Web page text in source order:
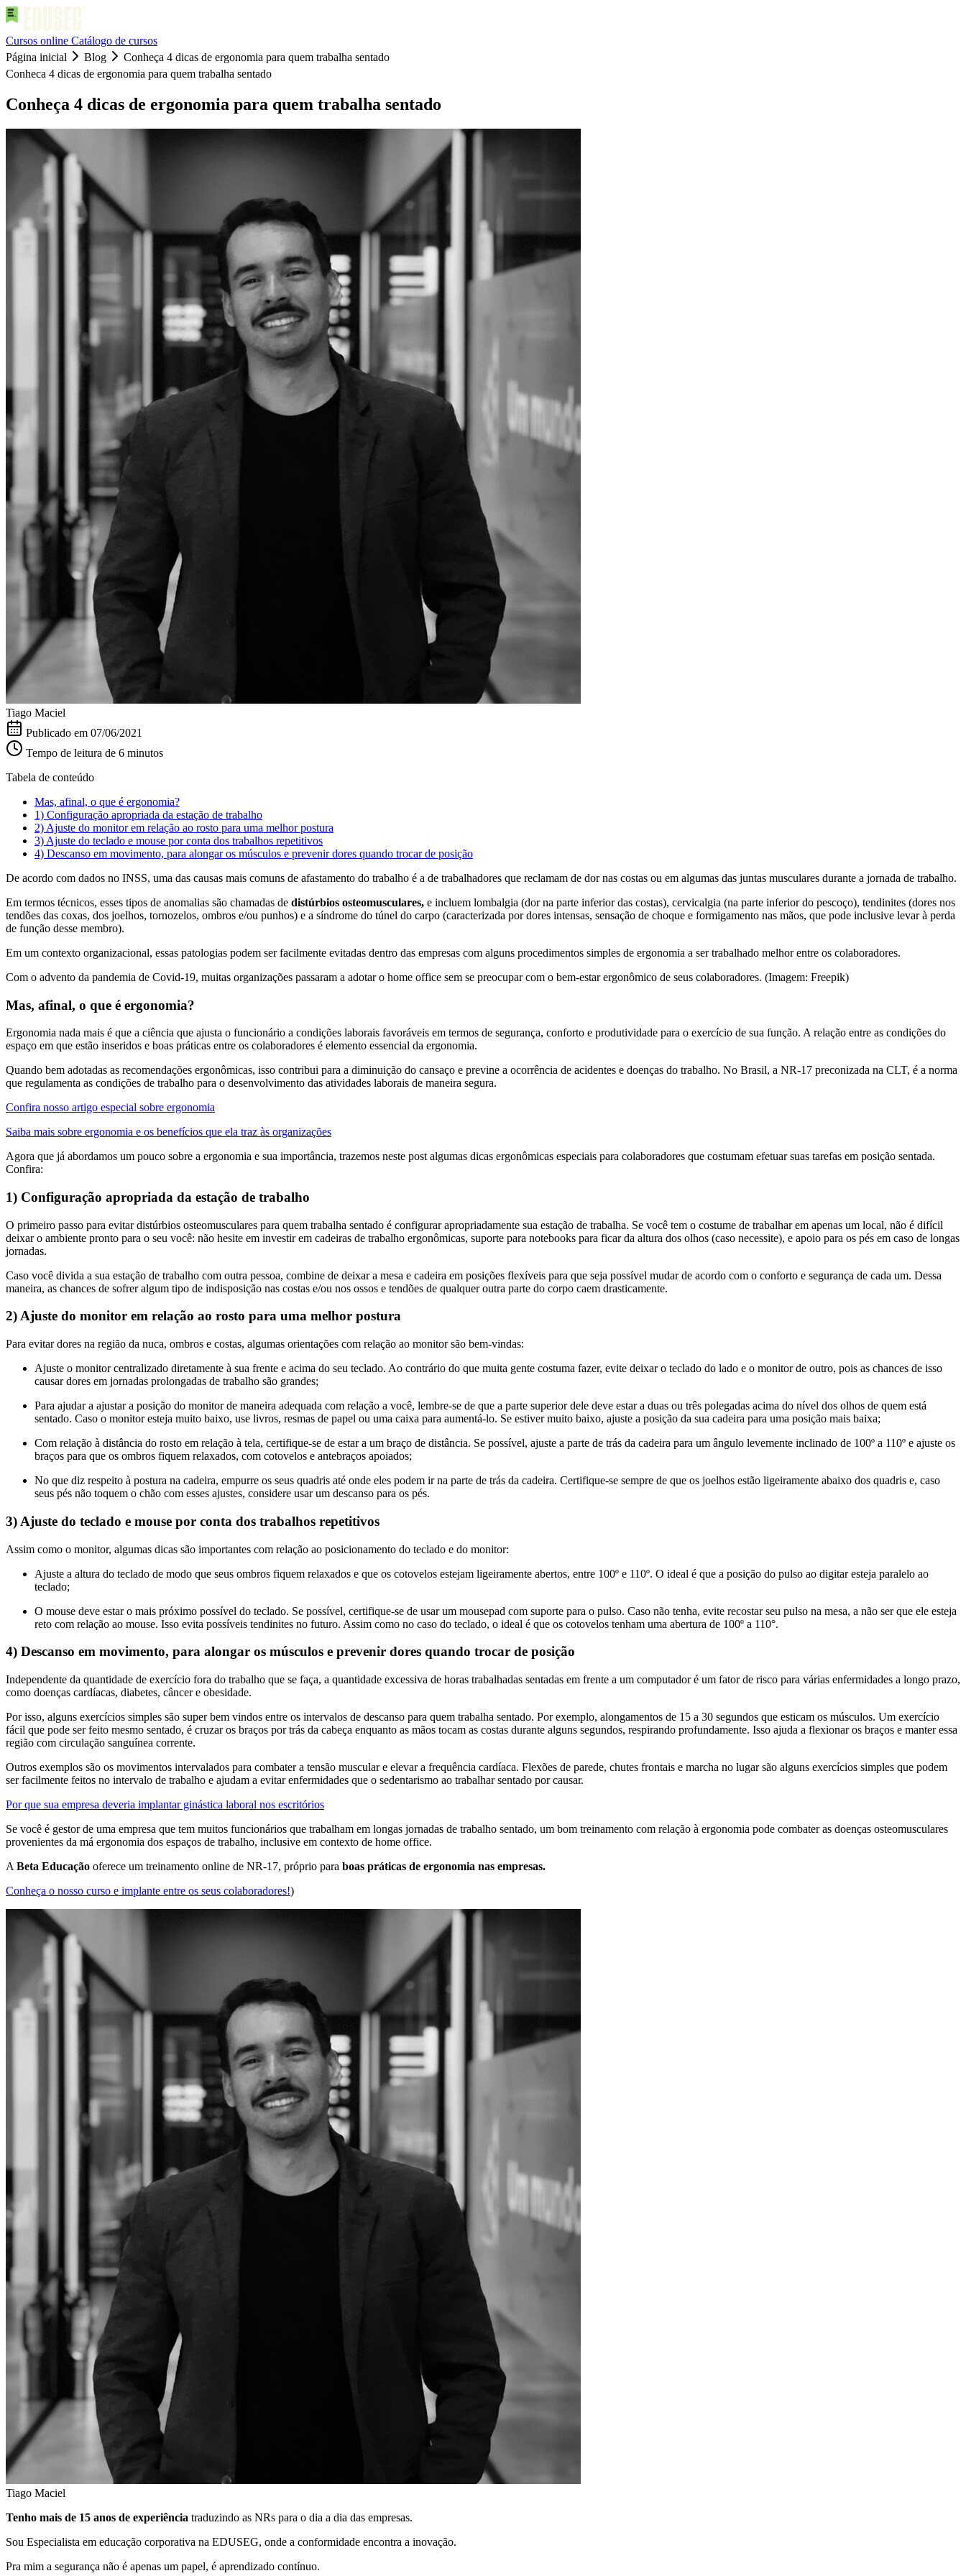
Cursos online Catálogo de cursos
Página inicial
Blog
Conheça 4 dicas de ergonomia para quem trabalha sentado
Conheca 4 dicas de ergonomia para quem trabalha sentado
Conheça 4 dicas de ergonomia para quem trabalha sentado
Tiago Maciel
Publicado em 07/06/2021
Tempo de leitura de 6 minutos
Tabela de conteúdo
Mas, afinal, o que é ergonomia?
1) Configuração apropriada da estação de trabalho
2) Ajuste do monitor em relação ao rosto para uma melhor postura
3) Ajuste do teclado e mouse por conta dos trabalhos repetitivos
4) Descanso em movimento, para alongar os músculos e prevenir dores quando trocar de posição
De acordo com dados no INSS, uma das causas mais comuns de afastamento do trabalho é a de trabalhadores que reclamam de dor nas costas ou em algumas das juntas musculares durante a jornada de trabalho.
Em termos técnicos, esses tipos de anomalias são chamadas de distúrbios osteomusculares, e incluem lombalgia (dor na parte inferior das costas), cervicalgia (na parte inferior do pescoço), tendinites (dores nos
tendões das coxas, dos joelhos, tornozelos, ombros e/ou punhos) e a síndrome do túnel do carpo (caracterizada por dores intensas, sensação de choque e formigamento nas mãos, que pode inclusive levar à perda
de função desse membro).
Em um contexto organizacional, essas patologias podem ser facilmente evitadas dentro das empresas com alguns procedimentos simples de ergonomia a ser trabalhado melhor entre os colaboradores.
Com o advento da pandemia de Covid-19, muitas organizações passaram a adotar o home office sem se preocupar com o bem-estar ergonômico de seus colaboradores. (Imagem: Freepik)
Mas, afinal, o que é ergonomia?
Ergonomia nada mais é que a ciência que ajusta o funcionário a condições laborais favoráveis em termos de segurança, conforto e produtividade para o exercício de sua função. A relação entre as condições do
espaço em que estão inseridos e boas práticas entre os colaboradores é elemento essencial da ergonomia.
Quando bem adotadas as recomendações ergonômicas, isso contribui para a diminuição do cansaço e previne a ocorrência de acidentes e doenças do trabalho. No Brasil, a NR-17 preconizada na CLT, é a norma
que regulamenta as condições de trabalho para o desenvolvimento das atividades laborais de maneira segura.
Confira nosso artigo especial sobre ergonomia
Saiba mais sobre ergonomia e os benefícios que ela traz às organizações
Agora que já abordamos um pouco sobre a ergonomia e sua importância, trazemos neste post algumas dicas ergonômicas especiais para colaboradores que costumam efetuar suas tarefas em posição sentada.
Confira:
1) Configuração apropriada da estação de trabalho
O primeiro passo para evitar distúrbios osteomusculares para quem trabalha sentado é configurar apropriadamente sua estação de trabalha. Se você tem o costume de trabalhar em apenas um local, não é difícil
deixar o ambiente pronto para o seu você: não hesite em investir em cadeiras de trabalho ergonômicas, suporte para notebooks para ficar da altura dos olhos (caso necessite), e apoio para os pés em caso de longas
jornadas.
Caso você divida a sua estação de trabalho com outra pessoa, combine de deixar a mesa e cadeira em posições flexíveis para que seja possível mudar de acordo com o conforto e segurança de cada um. Dessa
maneira, as chances de sofrer algum tipo de indisposição nas costas e/ou nos ossos e tendões de qualquer outra parte do corpo caem drasticamente.
2) Ajuste do monitor em relação ao rosto para uma melhor postura
Para evitar dores na região da nuca, ombros e costas, algumas orientações com relação ao monitor são bem-vindas:
Ajuste o monitor centralizado diretamente à sua frente e acima do seu teclado. Ao contrário do que muita gente costuma fazer, evite deixar o teclado do lado e o monitor de outro, pois as chances de isso
causar dores em jornadas prolongadas de trabalho são grandes;
Para ajudar a ajustar a posição do monitor de maneira adequada com relação a você, lembre-se de que a parte superior dele deve estar a duas ou três polegadas acima do nível dos olhos de quem está
sentado. Caso o monitor esteja muito baixo, use livros, resmas de papel ou uma caixa para aumentá-lo. Se estiver muito baixo, ajuste a posição da sua cadeira para uma posição mais baixa;
Com relação à distância do rosto em relação à tela, certifique-se de estar a um braço de distância. Se possível, ajuste a parte de trás da cadeira para um ângulo levemente inclinado de 100º a 110º e ajuste os
braços para que os ombros fiquem relaxados, com cotovelos e antebraços apoiados;
No que diz respeito à postura na cadeira, empurre os seus quadris até onde eles podem ir na parte de trás da cadeira. Certifique-se sempre de que os joelhos estão ligeiramente abaixo dos quadris e, caso
seus pés não toquem o chão com esses ajustes, considere usar um descanso para os pés.
3) Ajuste do teclado e mouse por conta dos trabalhos repetitivos
Assim como o monitor, algumas dicas são importantes com relação ao posicionamento do teclado e do monitor:
Ajuste a altura do teclado de modo que seus ombros fiquem relaxados e que os cotovelos estejam ligeiramente abertos, entre 100º e 110º. O ideal é que a posição do pulso ao digitar esteja paralelo ao
teclado;
O mouse deve estar o mais próximo possível do teclado. Se possível, certifique-se de usar um mousepad com suporte para o pulso. Caso não tenha, evite recostar seu pulso na mesa, a não ser que ele esteja
reto com relação ao mouse. Isso evita possíveis tendinites no futuro. Assim como no caso do teclado, o ideal é que os cotovelos tenham uma abertura de 100º a 110°.
4) Descanso em movimento, para alongar os músculos e prevenir dores quando trocar de posição
Independente da quantidade de exercício fora do trabalho que se faça, a quantidade excessiva de horas trabalhadas sentadas em frente a um computador é um fator de risco para várias enfermidades a longo prazo,
como doenças cardíacas, diabetes, câncer e obesidade.
Por isso, alguns exercícios simples são super bem vindos entre os intervalos de descanso para quem trabalha sentado. Por exemplo, alongamentos de 15 a 30 segundos que esticam os músculos. Um exercício
fácil que pode ser feito mesmo sentado, é cruzar os braços por trás da cabeça enquanto as mãos tocam as costas durante alguns segundos, respirando profundamente. Isso ajuda a flexionar os braços e manter essa
região com circulação sanguínea corrente.
Outros exemplos são os movimentos intervalados para combater a tensão muscular e elevar a frequência cardíaca. Flexões de parede, chutes frontais e marcha no lugar são alguns exercícios simples que podem
ser facilmente feitos no intervalo de trabalho e ajudam a evitar enfermidades que o sedentarismo ao trabalhar sentado por causar.
Por que sua empresa deveria implantar ginástica laboral nos escritórios
Se você é gestor de uma empresa que tem muitos funcionários que trabalham em longas jornadas de trabalho sentado, um bom treinamento com relação à ergonomia pode combater as doenças osteomusculares
provenientes da má ergonomia dos espaços de trabalho, inclusive em contexto de home office.
A Beta Educação oferece um treinamento online de NR-17, próprio para boas práticas de ergonomia nas empresas.
Conheça o nosso curso e implante entre os seus colaboradores!)
Tiago Maciel
Tenho mais de 15 anos de experiência traduzindo as NRs para o dia a dia das empresas.
Sou Especialista em educação corporativa na EDUSEG, onde a conformidade encontra a inovação.
Pra mim a segurança não é apenas um papel, é aprendizado contínuo.